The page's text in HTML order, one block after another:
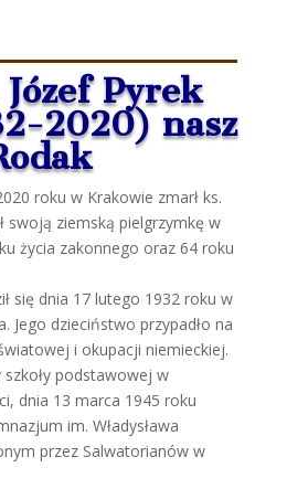
Pyrek
2020) nasz
roku w Krakowie zmarł ks.
swoją ziemską pielgrzymkę w
życia zakonnego oraz 64 roku
się dnia 17 lutego 1932 roku w
Jego dzieciństwo przypadło na
i okupacji niemieckiej.
podstawowej w
dnia 13 marca 1945 roku
im. Władysława
przez Salwatorianów w